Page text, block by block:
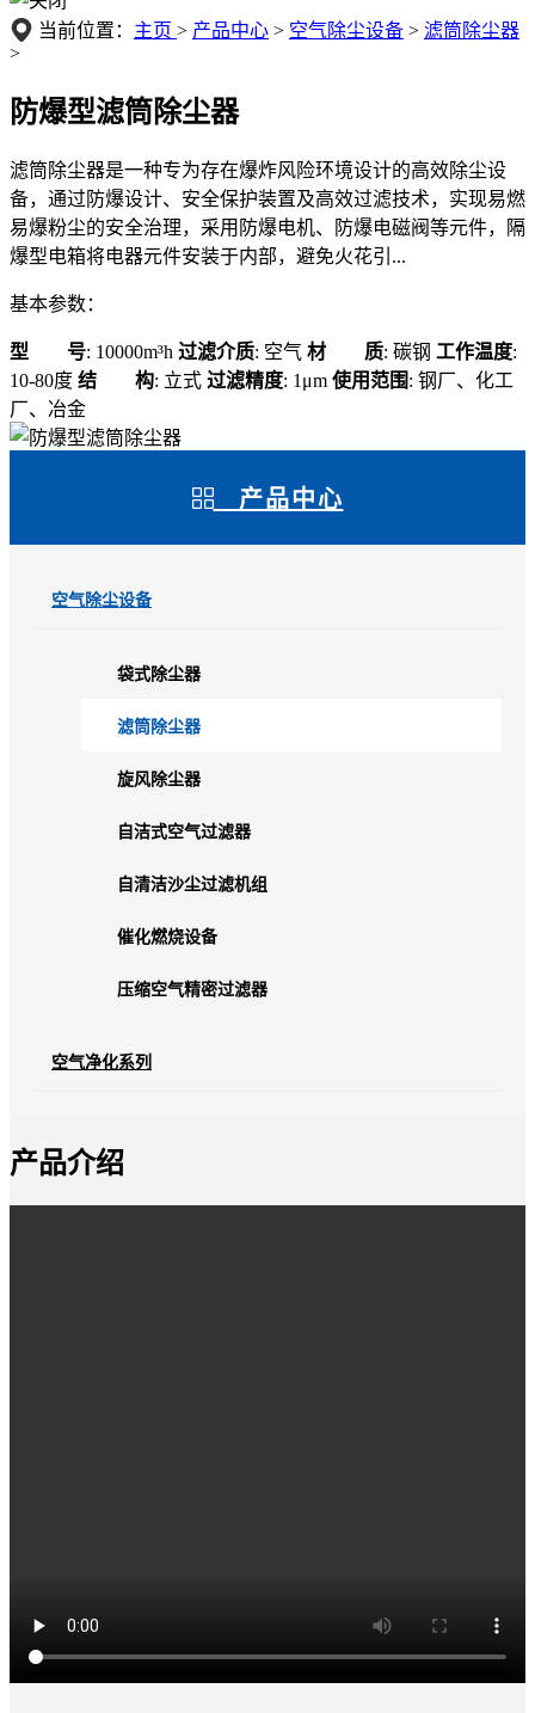
当前位置： 主页 > 产品中心 > 空气除尘设备 > 滤筒除尘器
>
防爆型滤筒除尘器
滤筒除尘器是一种专为存在爆炸风险环境设计的高效除尘设
备，通过防爆设计、安全保护装置及高效过滤技术，实现易燃
易爆粉尘的安全治理，采用防爆电机、防爆电磁阀等元件，隔
爆型电箱将电器元件安装于内部，避免火花引...
基本参数：
型 号: 10000m³h 过滤介质: 空气 材 质: 碳钢 工作温度:
10-80度 结 构: 立式 过滤精度: 1μm 使用范围: 钢厂、化工
厂、冶金
产品中心
空气除尘设备
袋式除尘器
滤筒除尘器
旋风除尘器
自洁式空气过滤器
自清洁沙尘过滤机组
催化燃烧设备
压缩空气精密过滤器
空气净化系列
产品介绍